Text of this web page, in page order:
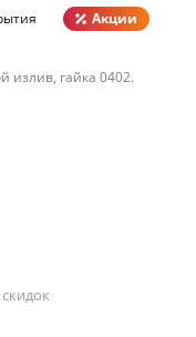
Акции
гайка 0402.722